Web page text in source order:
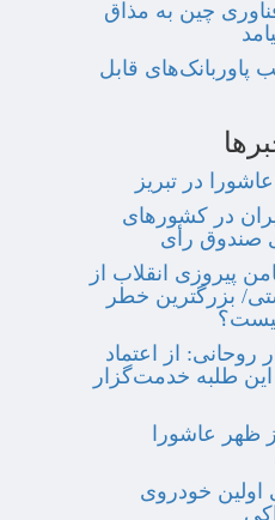
چین به مذاق
پاوربانک‌های قابل
در تبریز
در کشورهای
صندوق رأی
پیروزی انقلاب از
بزرگترین خطر
روحانی: از اعتماد
طلبه خدمت‌گزار
ظهر عاشورا
اولین خودروی